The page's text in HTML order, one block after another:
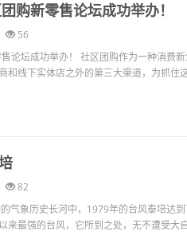
购新零售论坛成功举办！
56
论坛成功举办！ 社区团购作为一种消费
和线下实体店之外的第三大渠道，为抓住
82
气象历史长河中，1979年的台风泰培达
来最强的台风，它所到之处，无不遭受大